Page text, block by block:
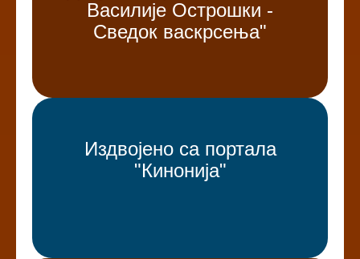
Василије Острошки -
Сведок васкрсења"
Издвојено са портала
"Кинонија"